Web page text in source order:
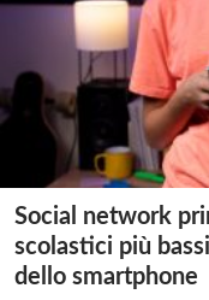
Social network
scolastici più
dello smartphone